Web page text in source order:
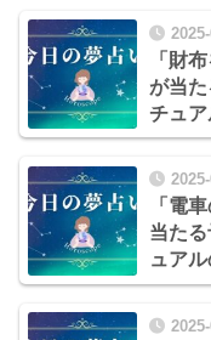
「財
が当
チュ
「電
当た
ュア